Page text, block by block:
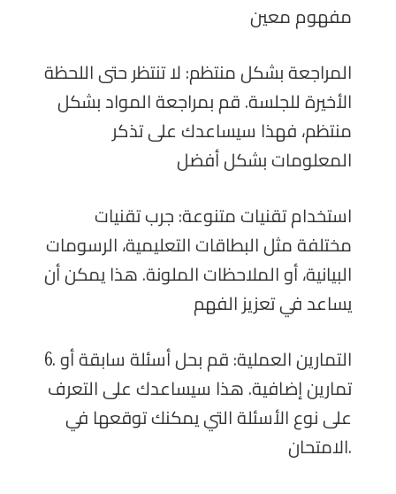
مفهوم معين
المراجعة بشكل منتظم: لا تنتظر حتى اللحظة
الأخيرة للجلسة. قم بمراجعة المواد بشكل
منتظم، فهذا سيساعدك على تذكر
المعلومات بشكل أفضل
مختلفة مثل البطاقات التعليمية، الرسومات
البيانية، أو الملاحظات الملونة. هذا يمكن أن
يساعد في تعزيز الفهم
6. التمارين العملية: قم بحل أسئلة سابقة أو
تمارين إضافية. هذا سيساعدك على التعرف
على نوع الأسئلة التي يمكنك توقعها في
الامتحان.